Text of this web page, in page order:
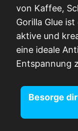
von Kaffee,
Gorilla Glue
aktive und
eine ideale
Entspannung
Besorge